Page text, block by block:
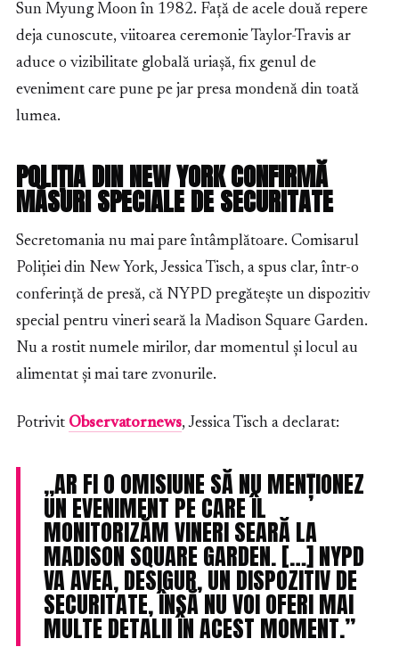
Sun Myung Moon în 1982. Față de acele două repere
deja cunoscute, viitoarea ceremonie Taylor-Travis ar
aduce o vizibilitate globală uriașă, fix genul de
eveniment care pune pe jar presa mondenă din toată
lumea.
POLIȚIA DIN NEW YORK CONFIRMĂ
MĂSURI SPECIALE DE SECURITATE
Secretomania nu mai pare întâmplătoare. Comisarul
Poliției din New York, Jessica Tisch, a spus clar, într-o
conferință de presă, că NYPD pregătește un dispozitiv
special pentru vineri seară la Madison Square Garden.
Nu a rostit numele mirilor, dar momentul și locul au
alimentat și mai tare zvonurile.
Potrivit Observatornews, Jessica Tisch a declarat:
„AR FI O OMISIUNE SĂ NU MENȚIONEZ
UN EVENIMENT PE CARE ÎL
MONITORIZĂM VINERI SEARĂ LA
MADISON SQUARE GARDEN. […] NYPD
VA AVEA, DESIGUR, UN DISPOZITIV DE
SECURITATE, ÎNSĂ NU VOI OFERI MAI
MULTE DETALII ÎN ACEST MOMENT.”